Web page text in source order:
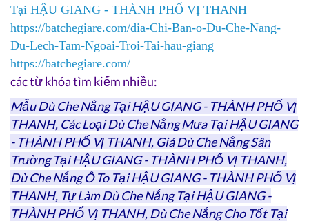
Tại HẬU GIANG - THÀNH PHỐ VỊ THANH
https://batchegiare.com/dia-Chi-Ban-o-Du-Che-Nang-
Du-Lech-Tam-Ngoai-Troi-Tai-hau-giang
https://batchegiare.com/
các từ khóa tìm kiếm nhiều:
Mẫu Dù Che Nắng Tại HẬU GIANG - THÀNH PHỐ VỊ
THANH, Các Loại Dù Che Nắng Mưa Tại HẬU GIANG
- THÀNH PHỐ VỊ THANH, Giá Dù Che Nắng Sân
Trường Tại HẬU GIANG - THÀNH PHỐ VỊ THANH,
Dù Che Nắng Ô To Tại HẬU GIANG - THÀNH PHỐ VỊ
THANH, Tự Làm Dù Che Nắng Tại HẬU GIANG -
THÀNH PHỐ VỊ THANH, Dù Che Nắng Cho Tốt Tại